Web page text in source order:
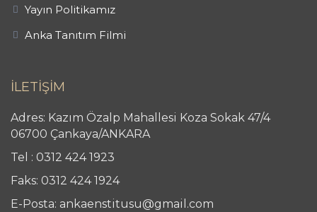
Yayın Politikamız
Anka Tanıtım Filmi
İLETİŞİM
Adres: Kazım Özalp Mahallesi Koza Sokak 47/4
06700 Çankaya/ANKARA
Tel : 0312 424 1923
Faks: 0312 424 1924
E-Posta: ankaenstitusu@gmail.com